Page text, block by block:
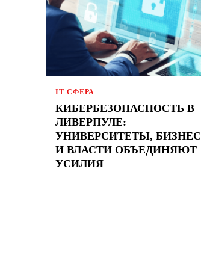
ІТ-СФЕРА
КИБЕРБЕЗОПАСНОСТЬ В
ЛИВЕРПУЛЕ:
УНИВЕРСИТЕТЫ, БИЗНЕС
И ВЛАСТИ ОБЪЕДИНЯЮТ
УСИЛИЯ